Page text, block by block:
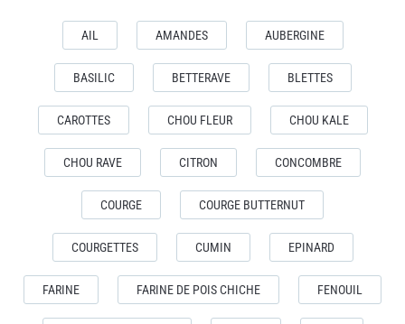
AIL AMANDES AUBERGINE
BASILIC BETTERAVE BLETTES
CAROTTES CHOU FLEUR CHOU KALE
CHOU RAVE CITRON CONCOMBRE
COURGE COURGE BUTTERNUT
COURGETTES CUMIN EPINARD
FARINE FARINE DE POIS CHICHE FENOUIL